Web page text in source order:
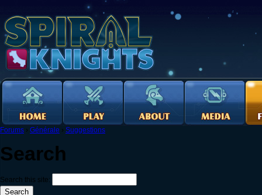
Forums › Générale › Suggestions
Search
Search this site: